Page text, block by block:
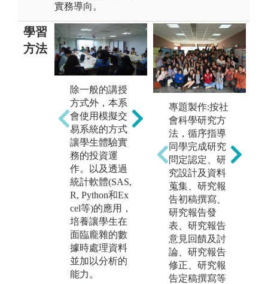
實務導向。
學習
方法
除一般的講授
方式外，本系
會使用模擬交
易系統的方式
讓學生體驗實
務的投資運
作。以及透過
統計軟體(SAS,
R, Python和Ex
cel等)的應用，
培養讓學生在
面臨龐雜的數
據時處理資料
並加以分析的
能力。
企業參訪，提
早與職場接軌
專題製作:按社
會科學研究方
法，循序指導
同學完成研究
問定認定、研
究設計及資料
蒐集、研究報
告初稿撰寫、
研究報告發
表、研究報告
意見回饋及討
論、研究報告
修正、研究報
告定稿撰寫等